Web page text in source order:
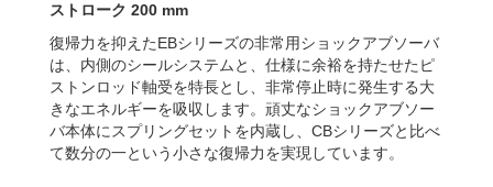
ストローク 200 mm
復帰力を抑えたEBシリーズの非常用ショックアブソーバ
は、内側のシールシステムと、仕様に余裕を持たせたピ
ストンロッド軸受を特長とし、非常停止時に発生する大
きなエネルギーを吸収します。頑丈なショックアブソー
バ本体にスプリングセットを内蔵し、CBシリーズと比べ
て数分の一という小さな復帰力を実現しています。